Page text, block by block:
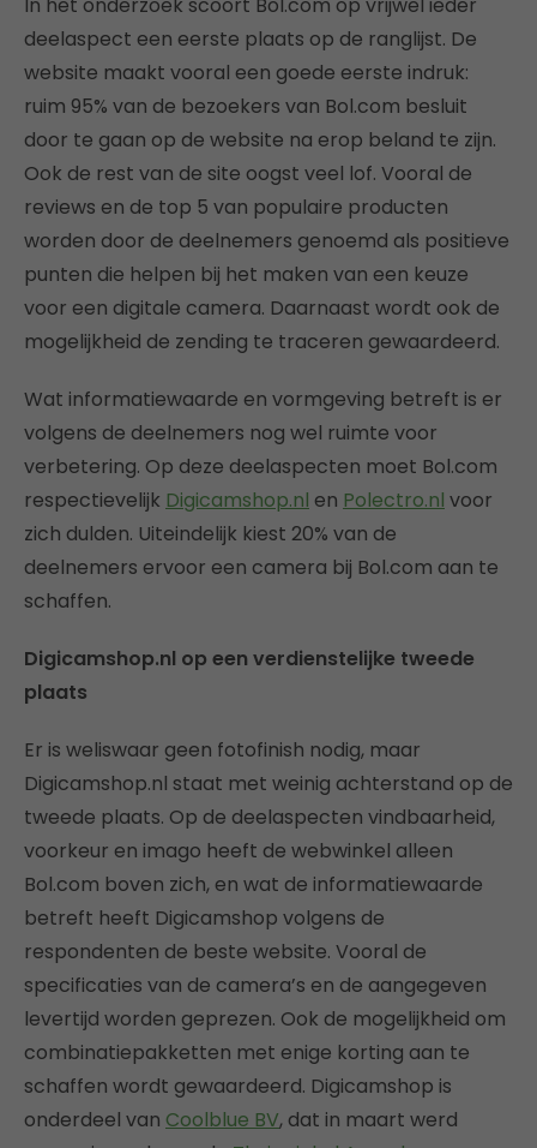
deelaspect een eerste plaats op de ranglijst. De
website maakt vooral een goede eerste indruk:
ruim 95% van de bezoekers van Bol.com besluit
door te gaan op de website na erop beland te zijn.
Ook de rest van de site oogst veel lof. Vooral de
reviews en de top 5 van populaire producten
worden door de deelnemers genoemd als positieve
punten die helpen bij het maken van een keuze
voor een digitale camera. Daarnaast wordt ook de
mogelijkheid de zending te traceren gewaardeerd.
Wat informatiewaarde en vormgeving betreft is er
volgens de deelnemers nog wel ruimte voor
verbetering. Op deze deelaspecten moet Bol.com
respectievelijk Digicamshop.nl en Polectro.nl voor
zich dulden. Uiteindelijk kiest 20% van de
deelnemers ervoor een camera bij Bol.com aan te
schaffen.
Digicamshop.nl op een verdienstelijke tweede
plaats
Er is weliswaar geen fotofinish nodig, maar
Digicamshop.nl staat met weinig achterstand op de
tweede plaats. Op de deelaspecten vindbaarheid,
voorkeur en imago heeft de webwinkel alleen
Bol.com boven zich, en wat de informatiewaarde
betreft heeft Digicamshop volgens de
respondenten de beste website. Vooral de
specificaties van de camera’s en de aangegeven
levertijd worden geprezen. Ook de mogelijkheid om
combinatiepakketten met enige korting aan te
schaffen wordt gewaardeerd. Digicamshop is
onderdeel van Coolblue BV, dat in maart werd